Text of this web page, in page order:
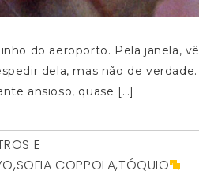
do aeroporto. Pela janela, vê
dela, mas não de verdade.
ansioso, quase […]
E
,SOFIA COPPOLA,TÓQUIO